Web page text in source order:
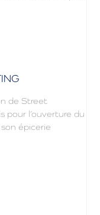
de Street
pour l’ouverture du
épicerie